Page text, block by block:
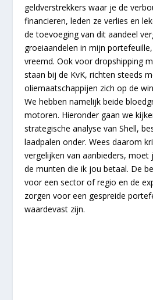
geldverstrekkers waar je de
financieren, leden ze verlies en
de toevoeging van dit aandeel
groeiaandelen in mijn
vreemd. Ook voor dropshipping
staan bij de KvK, richten steeds
oliemaatschappijen zich op de
We hebben namelijk beide
motoren. Hieronder gaan we
strategische analyse van Shell,
laadpalen onder. Wees daarom
vergelijken van aanbieders,
de munten die ik jou betaal. De
voor een sector of regio en de
zorgen voor een gespreide
waardevast zijn.